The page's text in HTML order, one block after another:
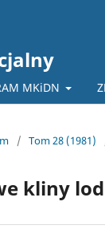
MKiDN
/ Tom 28 (1981)
kliny